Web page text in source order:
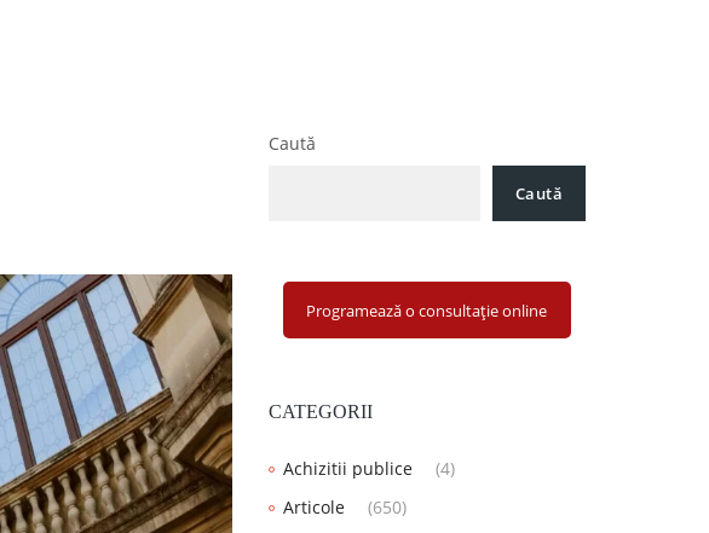
Caută
Caută
Programează o consultație online
CATEGORII
Achizitii publice
(4)
Articole
(650)